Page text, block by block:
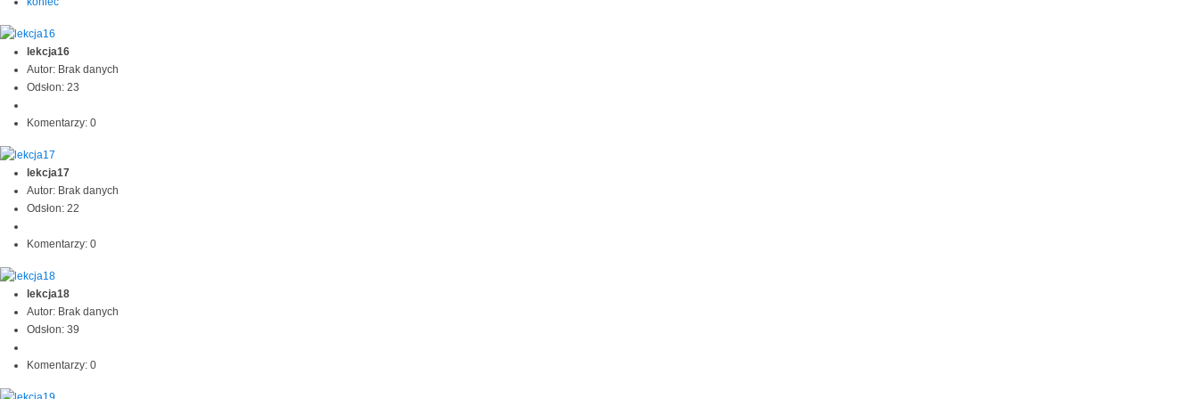
lekcja16
Autor: Brak danych
Odsłon: 23
Komentarzy: 0
lekcja17
Autor: Brak danych
Odsłon: 22
Komentarzy: 0
lekcja18
Autor: Brak danych
Odsłon: 39
Komentarzy: 0